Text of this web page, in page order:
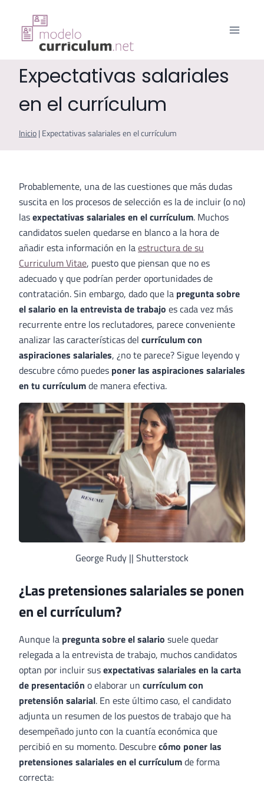
contenido
Expectativas salariales
en el currículum
Inicio | Expectativas salariales en el currículum
Probablemente, una de las cuestiones que más dudas
suscita en los procesos de selección es la de incluir (o no)
lasexpectativas salariales en el currículum. Muchos
candidatos suelen quedarse en blanco a la hora de
añadir esta información en laestructura de su
Curriculum Vitae, puesto que piensan que no es
adecuado y que podrían perder oportunidades de
contratación. Sin embargo, dado que la pregunta sobre
el salario en la entrevista de trabajo es cada vez más
recurrente entre los reclutadores, parece conveniente
analizar las características del currículum con
aspiraciones salariales, ¿no te parece? Sigue leyendo y
descubre cómo puedes poner las aspiraciones salariales
en tu currículumde manera efectiva.
George Rudy || Shutterstock
¿Las pretensiones salariales se ponen
en el currículum?
Aunque la pregunta sobre el salario suele quedar
relegada a la entrevista de trabajo, muchos candidatos
optan por incluir susexpectativas salariales en la carta
de presentación o elaborar un currículum con
pretensión salarial. En este último caso, el candidato
adjunta un resumen de los puestos de trabajo que ha
desempeñado junto con la cuantía económica que
percibió en su momento. Descubrecómo poner las
pretensiones salariales en el currículumde forma
correcta: